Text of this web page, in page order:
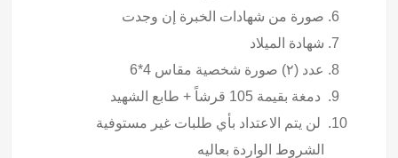
صورة من شهادات الخبرة إن وجدت
شهادة الميلاد
عدد (۲) صورة شخصية مقاس 4*6
دمغة بقيمة 105 قرشاً + طابع الشهيد
لن يتم الاعتداد بأي طلبات غير مستوفية
الشروط الواردة بعاليه